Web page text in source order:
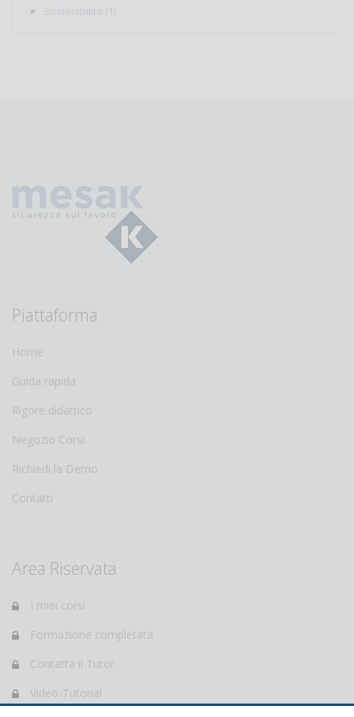
Sostenibilità (1)
Piattaforma
Home
Guida rapida
Rigore didattico
Negozio Corsi
Richiedi la Demo
Contatti
Area Riservata
I miei corsi
Formazione completata
Contatta il Tutor
Video-Tutorial